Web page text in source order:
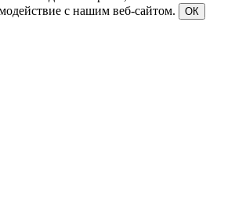
с нашим веб-сайтом.
ОК